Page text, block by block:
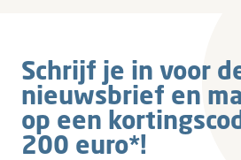
Schrijf je in voor
nieuwsbrief en
op een
200 euro*!